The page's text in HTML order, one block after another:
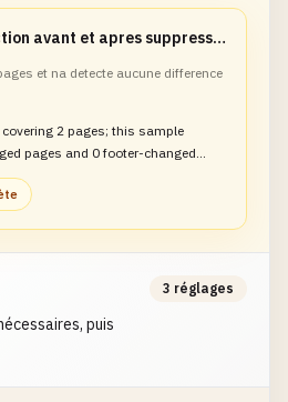
Comparer lextraction avant et apres suppression des en-tetes repetes
et na detecte aucune difference
2 pages; this sample
pages and 0 footer-changed
puis
3 réglages